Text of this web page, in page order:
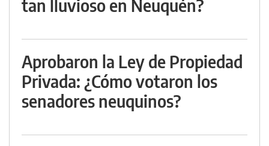
tan lluvioso en Neuquén?
Aprobaron la Ley de Propiedad
Privada: ¿Cómo votaron los
senadores neuquinos?